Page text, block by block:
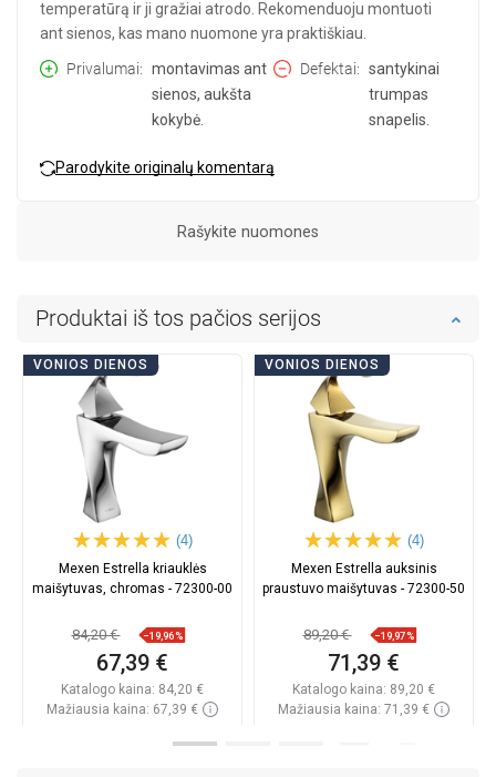
temperatūrą ir ji gražiai atrodo. Rekomenduoju montuoti
ant sienos, kas mano nuomone yra praktiškiau.
Privalumai
montavimas ant
sienos, aukšta
kokybė.
Defektai
santykinai
trumpas
snapelis.
Parodykite originalų komentarą
Rašykite nuomones
Produktai iš tos pačios serijos
VONIOS DIENOS
(4)
Mexen Estrella kriauklės
maišytuvas, chromas - 72300-00
84,20 € −19,96%
67,39 €
Katalogo kaina: 84,20 €
Mažiausia kaina: 67,39 €
VONIOS DIENOS
(4)
Mexen Estrella auksinis
praustuvo maišytuvas - 72300-50
89,20 € −19,97%
71,39 €
Katalogo kaina: 89,20 €
Mažiausia kaina: 71,39 €